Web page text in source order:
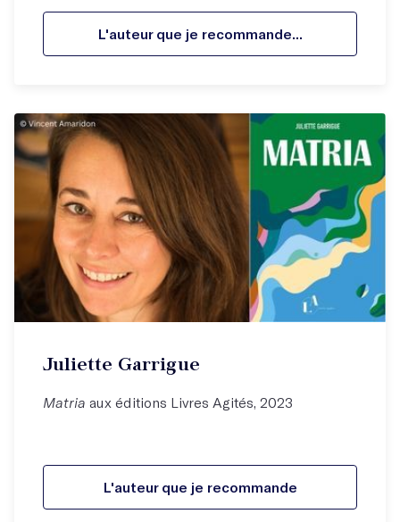
L'auteur que je recommande...
Juliette Garrigue
Matria aux éditions Livres Agités, 2023
L'auteur que je recommande